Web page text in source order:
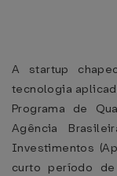
A startup
tecnologia
Programa de
Agência
Investimentos
curto período